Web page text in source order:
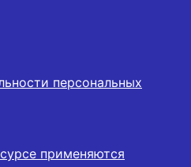
персональных
применяются